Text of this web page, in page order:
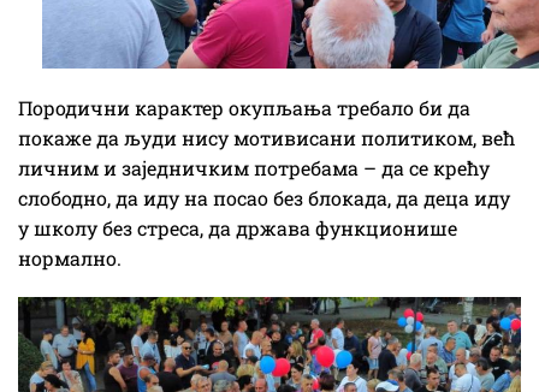
Породични карактер окупљања требало би да
покаже да људи нису мотивисани политиком, већ
личним и заједничким потребама – да се крећу
слободно, да иду на посао без блокада, да деца иду
у школу без стреса, да држава функционише
нормално.